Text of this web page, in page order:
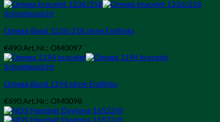
Schnellansicht
Omega Band 1236/218 ohne Endlinks
€490Art.Nr.: OM0097
Schnellansicht
Omega Band 1194 ohne Endlinks
€690Art.Nr.: OM0098